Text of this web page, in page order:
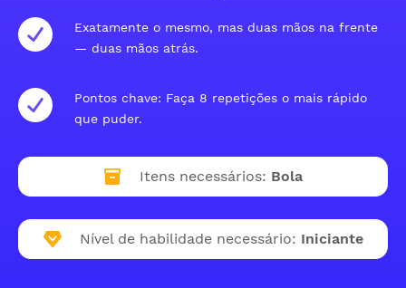
Exatamente o mesmo, mas duas mãos na frente
— duas mãos atrás.
Pontos chave: Faça 8 repetições o mais rápido
que puder.
Itens necessários: Bola
Nível de habilidade necessário: Iniciante